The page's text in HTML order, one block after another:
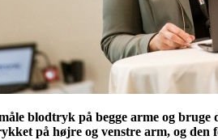
blodtryk på begge arme og
på højre og venstre arm, og